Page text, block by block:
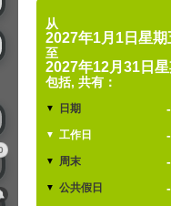
从
2027年1月1日星期
至
2027年12月31日
包括, 共有：
▼ 日期 -
▼ 工作日 -
▼ 周末 -
▼ 公共假日 -